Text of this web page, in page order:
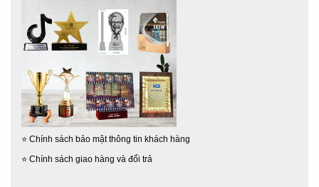
⭐ Chính sách bảo mật thông tin khách hàng
⭐ Chính sách giao hàng và đổi trả